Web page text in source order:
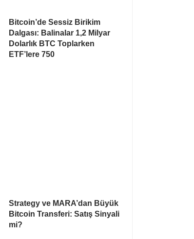
Bitcoin’de Sessiz Birikim
Dalgası: Balinalar 1,2 Milyar
Dolarlık BTC Toplarken
ETF’lere 750
Strategy ve MARA’dan Büyük
Bitcoin Transferi: Satış Sinyali
mi?